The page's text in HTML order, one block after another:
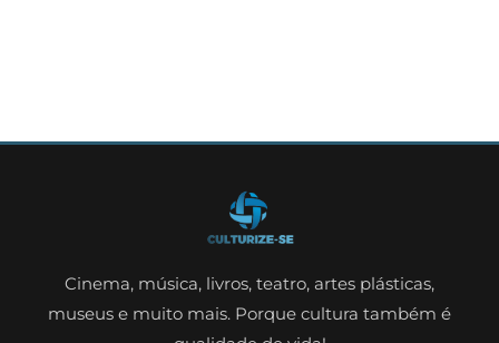
Cinema, música, livros, teatro, artes plásticas,
museus e muito mais. Porque cultura também é